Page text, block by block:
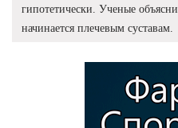
гипотетически. Ученые
начинается плечевым суставам.